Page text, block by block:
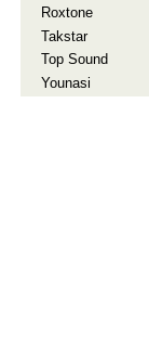
Roxtone
Takstar
Top Sound
Younasi